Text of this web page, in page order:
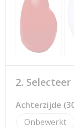
Strandtassen
Toilettassen
2.
Achterzijde
Onbewerkt